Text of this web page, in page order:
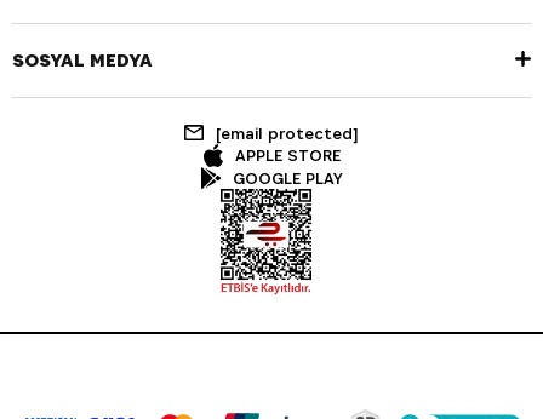
SOSYAL MEDYA
[email protected]
APPLE STORE
GOOGLE PLAY